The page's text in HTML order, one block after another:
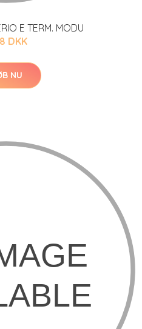
E TERM. MODU
DKK
NU